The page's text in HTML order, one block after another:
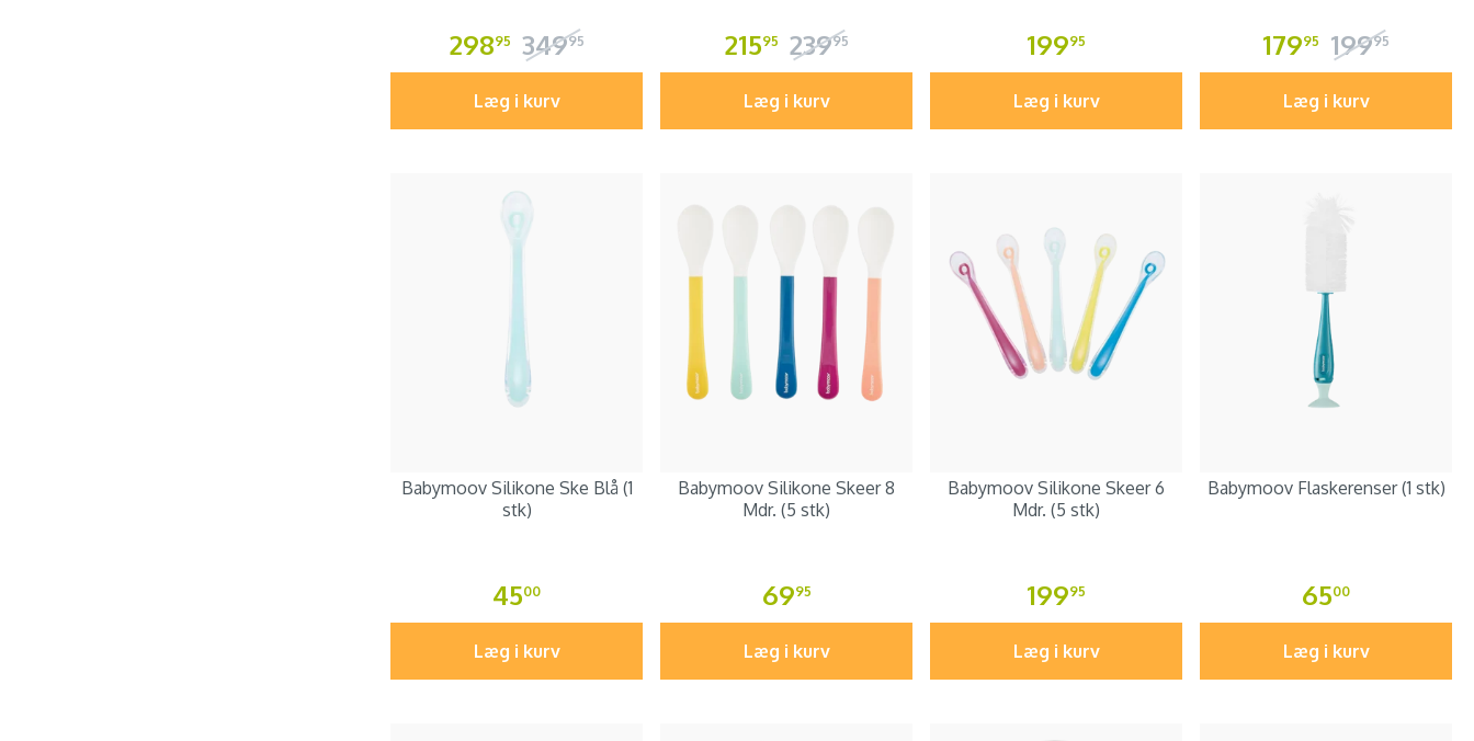
29895 34995
Læg i kurv
21595 23995
Læg i kurv
19995
Læg i kurv
17995 19995
Læg i kurv
Babymoov Silikone Ske Blå (1
stk)
4500
Læg i kurv
Babymoov Silikone Skeer 8
Mdr. (5 stk)
6995
Læg i kurv
Babymoov Silikone Skeer 6
Mdr. (5 stk)
19995
Læg i kurv
Babymoov Flaskerenser (1 stk)
6500
Læg i kurv